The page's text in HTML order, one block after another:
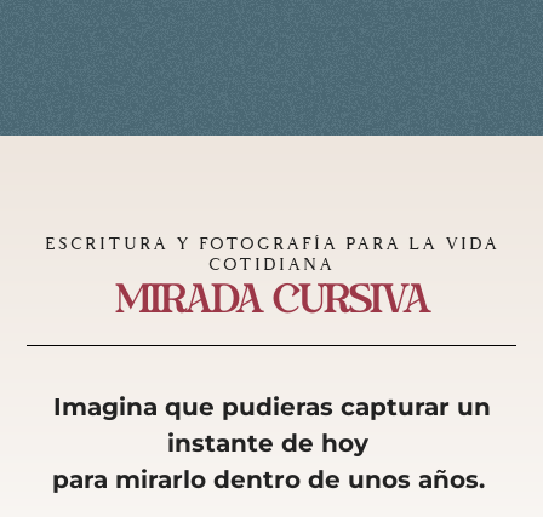
ESCRITURA Y FOTOGRAFÍA PARA LA VIDA
COTIDIANA
Mirada Cursiva
Imagina que pudieras capturar un
instante de hoy
para mirarlo dentro de unos años.